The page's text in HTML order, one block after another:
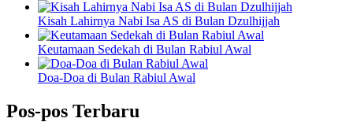
Kisah Lahirnya Nabi Isa AS di Bulan Dzulhijjah
Keutamaan Sedekah di Bulan Rabiul Awal
Doa-Doa di Bulan Rabiul Awal
Pos-pos Terbaru